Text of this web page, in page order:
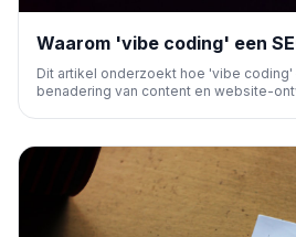
Waarom 'vibe coding' een
Dit artikel onderzoekt hoe 'vibe coding'
benadering van content en website-